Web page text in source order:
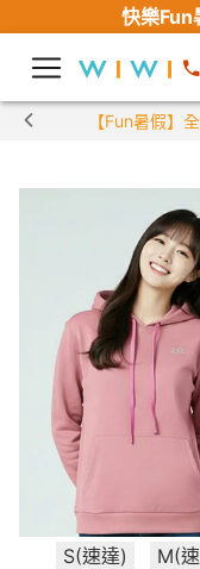
快樂Fun
【Fun暑假】
S(速達)
M(